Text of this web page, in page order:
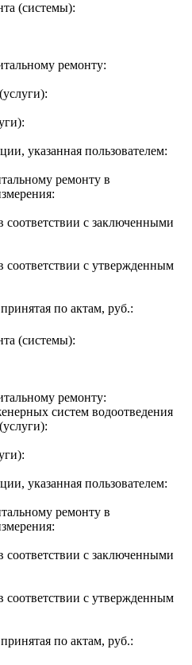
(системы):
ремонту:
указанная пользователем:
ремонту в
соответствии с заключенными
соответствии с утвержденным
по актам, руб.:
(системы):
ремонту:
систем водоотведения
указанная пользователем:
ремонту в
соответствии с заключенными
соответствии с утвержденным
по актам, руб.: